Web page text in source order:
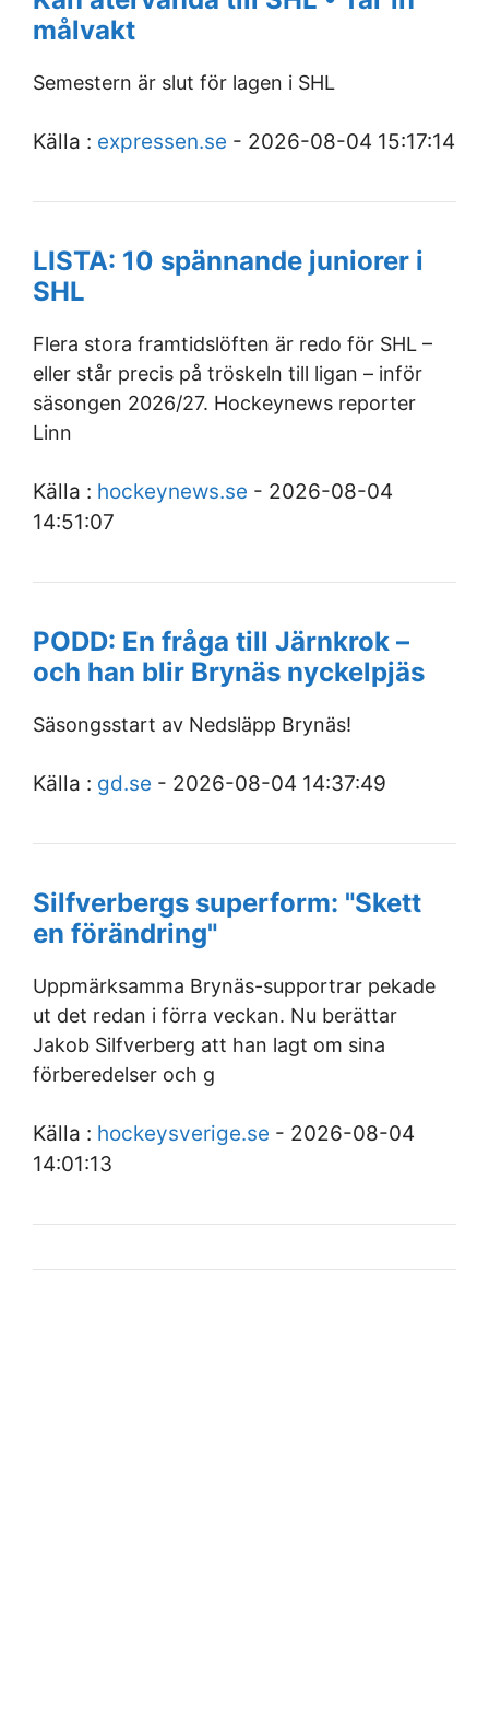
målvakt
Semestern är slut för lagen i SHL
Källa : expressen.se - 2026-08-04 15:17:14
LISTA: 10 spännande juniorer i
SHL
Flera stora framtidslöften är redo för SHL –
eller står precis på tröskeln till ligan – inför
säsongen 2026/27. Hockeynews reporter
Linn
Källa : hockeynews.se - 2026-08-04
14:51:07
PODD: En fråga till Järnkrok –
och han blir Brynäs nyckelpjäs
Säsongsstart av Nedsläpp Brynäs!
Källa : gd.se - 2026-08-04 14:37:49
Silfverbergs superform: "Skett
en förändring"
Uppmärksamma Brynäs-supportrar pekade
ut det redan i förra veckan. Nu berättar
Jakob Silfverberg att han lagt om sina
förberedelser och g
Källa : hockeysverige.se - 2026-08-04
14:01:13